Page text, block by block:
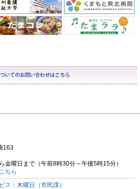
163
金曜日まで（午前8時30分～午後5時15分）
ちら
ス：木曜日（市民課）